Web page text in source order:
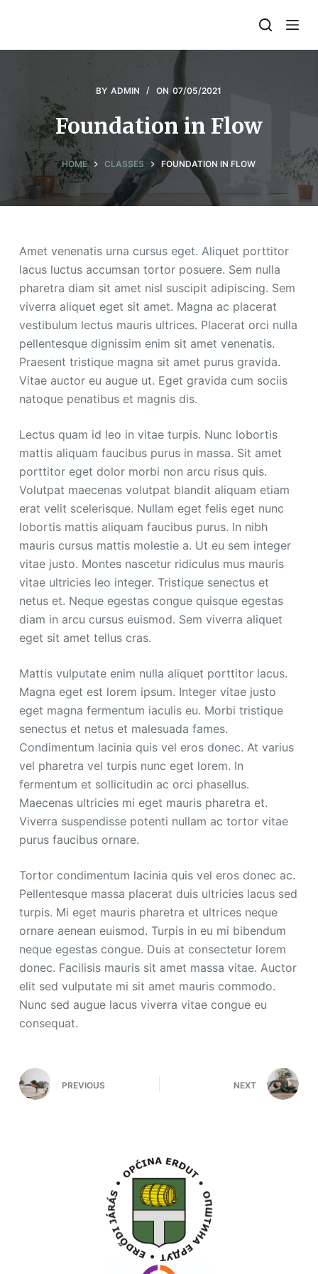
i
BY ADMIN ON 07/05/2021
Foundation in Flow
HOME CLASSES FOUNDATION IN FLOW
Amet venenatis urna cursus eget. Aliquet porttitor
lacus luctus accumsan tortor posuere. Sem nulla
pharetra diam sit amet nisl suscipit adipiscing. Sem
viverra aliquet eget sit amet. Magna ac placerat
vestibulum lectus mauris ultrices. Placerat orci nulla
pellentesque dignissim enim sit amet venenatis.
Praesent tristique magna sit amet purus gravida.
Vitae auctor eu augue ut. Eget gravida cum sociis
natoque penatibus et magnis dis.
Lectus quam id leo in vitae turpis. Nunc lobortis
mattis aliquam faucibus purus in massa. Sit amet
porttitor eget dolor morbi non arcu risus quis.
Volutpat maecenas volutpat blandit aliquam etiam
erat velit scelerisque. Nullam eget felis eget nunc
lobortis mattis aliquam faucibus purus. In nibh
mauris cursus mattis molestie a. Ut eu sem integer
vitae justo. Montes nascetur ridiculus mus mauris
vitae ultricies leo integer. Tristique senectus et
netus et. Neque egestas congue quisque egestas
diam in arcu cursus euismod. Sem viverra aliquet
eget sit amet tellus cras.
Mattis vulputate enim nulla aliquet porttitor lacus.
Magna eget est lorem ipsum. Integer vitae justo
eget magna fermentum iaculis eu. Morbi tristique
senectus et netus et malesuada fames.
Condimentum lacinia quis vel eros donec. At varius
vel pharetra vel turpis nunc eget lorem. In
fermentum et sollicitudin ac orci phasellus.
Maecenas ultricies mi eget mauris pharetra et.
Viverra suspendisse potenti nullam ac tortor vitae
purus faucibus ornare.
Tortor condimentum lacinia quis vel eros donec ac.
Pellentesque massa placerat duis ultricies lacus sed
turpis. Mi eget mauris pharetra et ultrices neque
ornare aenean euismod. Turpis in eu mi bibendum
neque egestas congue. Duis at consectetur lorem
donec. Facilisis mauris sit amet massa vitae. Auctor
elit sed vulputate mi sit amet mauris commodo.
Nunc sed augue lacus viverra vitae congue eu
consequat.
PREVIOUS NEXT